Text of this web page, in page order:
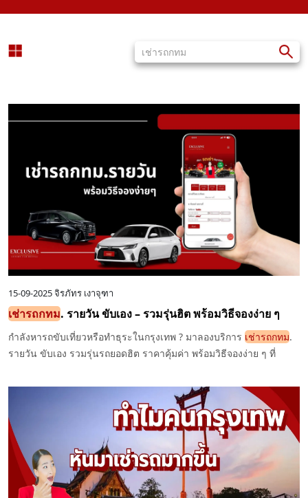
15-09-2025จิรภัทร เงาจุฑา
เช่ารถกทม. รายวัน ขับเอง – รวมรุ่นฮิต พร้อมวิธีจองง่าย ๆ
กำลังหารถขับเที่ยวหรือทำธุระในกรุงเทพ ? มาลองบริการ เช่ารถกทม.
รายวัน ขับเอง รวมรุ่นรถยอดฮิต ราคาคุ้มค่า พร้อมวิธีจองง่าย ๆ ที่